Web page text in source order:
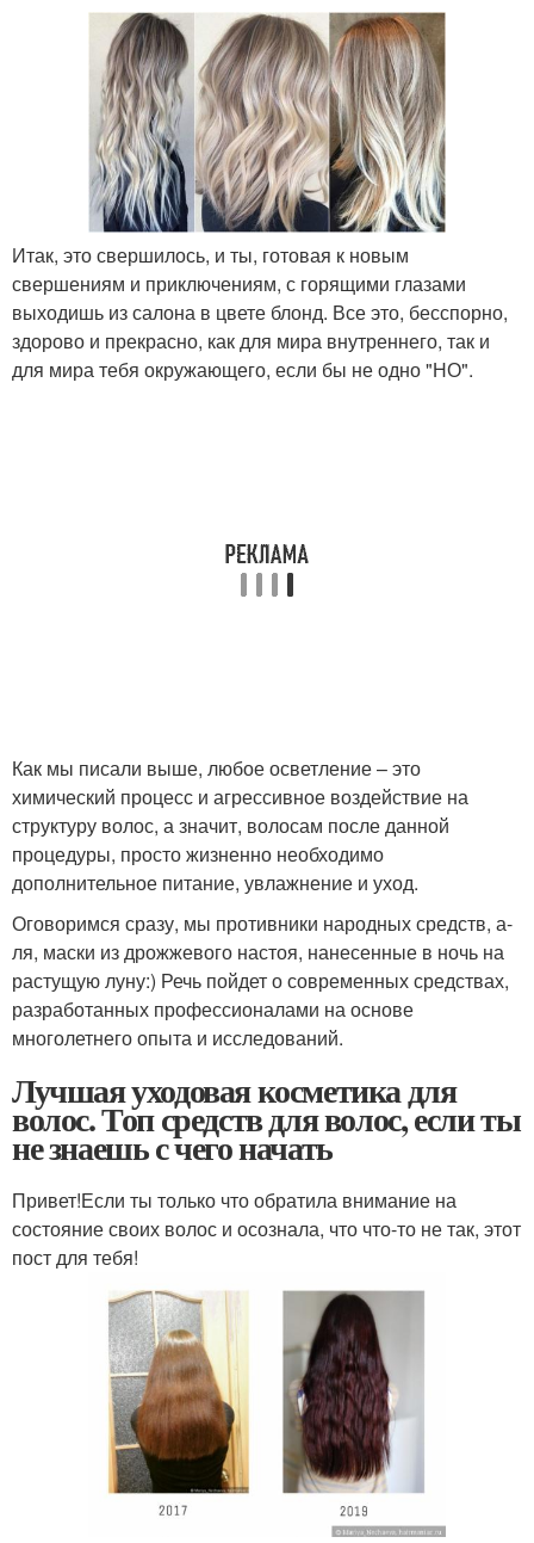
Итак, это свершилось, и ты, готовая к новым
свершениям и приключениям, с горящими глазами
выходишь из салона в цвете блонд. Все это, бесспорно,
здорово и прекрасно, как для мира внутреннего, так и
для мира тебя окружающего, если бы не одно "НО".
Как мы писали выше, любое осветление – это
химический процесс и агрессивное воздействие на
структуру волос, а значит, волосам после данной
процедуры, просто жизненно необходимо
дополнительное питание, увлажнение и уход.
Оговоримся сразу, мы противники народных средств, а-
ля, маски из дрожжевого настоя, нанесенные в ночь на
растущую луну:) Речь пойдет о современных средствах,
разработанных профессионалами на основе
многолетнего опыта и исследований.
Лучшая уходовая косметика для
волос. Топ средств для волос, если ты
не знаешь с чего начать
Привет!Если ты только что обратила внимание на
состояние своих волос и осознала, что что-то не так, этот
пост для тебя!